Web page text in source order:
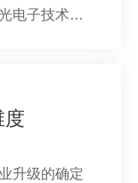
电子技术的
度
升级的确定